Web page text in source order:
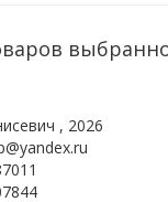
, 2026